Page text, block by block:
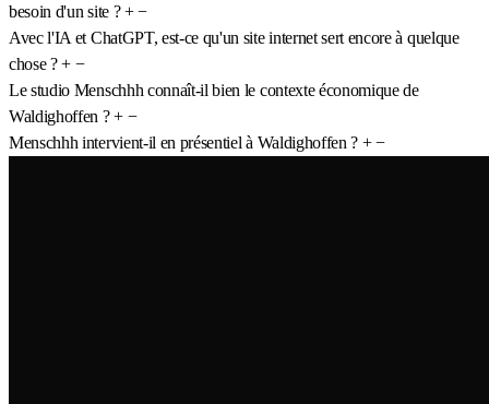
besoin d'un site ? + −
Avec l'IA et ChatGPT, est-ce qu'un site internet sert encore à quelque
chose ? + −
Le studio Menschhh connaît-il bien le contexte économique de
Waldighoffen ? + −
Menschhh intervient-il en présentiel à Waldighoffen ? + −